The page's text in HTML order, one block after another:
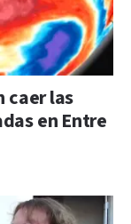
caer las
en Entre